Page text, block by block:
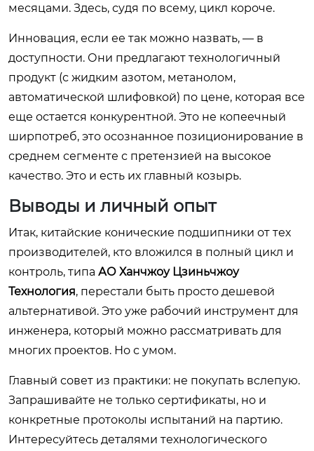
месяцами. Здесь, судя по всему, цикл короче.
Инновация, если ее так можно назвать, — в
доступности. Они предлагают технологичный
продукт (с жидким азотом, метанолом,
автоматической шлифовкой) по цене, которая все
еще остается конкурентной. Это не копеечный
ширпотреб, это осознанное позиционирование в
среднем сегменте с претензией на высокое
качество. Это и есть их главный козырь.
Выводы и личный опыт
Итак, китайские конические подшипники от тех
производителей, кто вложился в полный цикл и
контроль, типа АО Ханчжоу Цзиньчжоу
Технология, перестали быть просто дешевой
альтернативой. Это уже рабочий инструмент для
инженера, который можно рассматривать для
многих проектов. Но с умом.
Главный совет из практики: не покупать вслепую.
Запрашивайте не только сертификаты, но и
конкретные протоколы испытаний на партию.
Интересуйтесь деталями технологического